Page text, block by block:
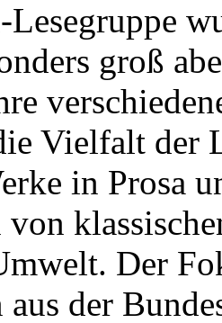
Lesegruppe
groß
Vielfalt der
in Prosa
Der
der